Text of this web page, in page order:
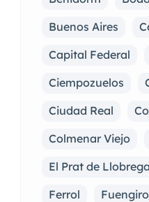
Buenos Aires
Capital Federal
Ciempozuelos
Ciudad Real
Colmenar Viejo
El Prat de
Ferrol